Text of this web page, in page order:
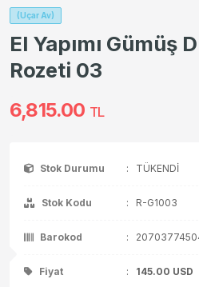
(Uçar Av)
El Yapımı Gümüş
Rozeti 03
6,815.00 TL
Stok Durumu : TÜKENDİ
Stok Kodu : R-G1003
Barokod :
Fiyat : 145.00 USD